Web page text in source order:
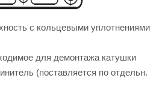
с кольцевыми уплотнениями
для демонтажа катушки
(поставляется по отдельн.